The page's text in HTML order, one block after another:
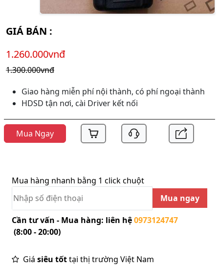
GIÁ BÁN :
1.260.000vnđ
1.300.000vnđ
Giao hàng miễn phí nội thành, có phí ngoại thành
HDSD tận nơi, cài Driver kết nối
Mua Ngay
Mua hàng nhanh bằng 1 click chuột
Mua ngay
Cần tư vấn - Mua hàng: liên hệ0973124747
(8:00 - 20:00)
Giá siêu tốttại thị trường Việt Nam